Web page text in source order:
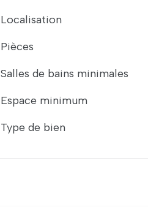
Localisation
Pièces
Salles de bains minimales
Espace minimum
Type de bien